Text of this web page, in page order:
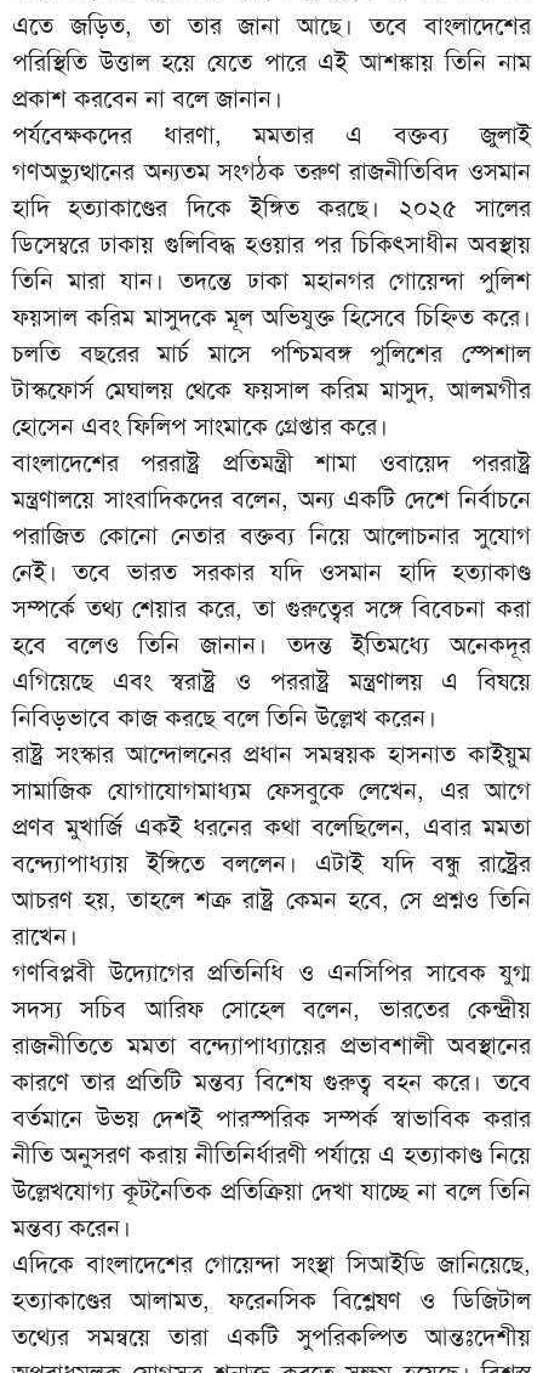
এতে জড়িত, তা তার জানা আছে। তবে বাংলাদেশের
পরিস্থিতি উত্তাল হয়ে যেতে পারে এই আশঙ্কায় তিনি নাম
প্রকাশ করবেন না বলে জানান।
পর্যবেক্ষকদের ধারণা, মমতার এ বক্তব্য জুলাই
গণঅভ্যুত্থানের অন্যতম সংগঠক তরুণ রাজনীতিবিদ ওসমান
হাদি হত্যাকাণ্ডের দিকে ইঙ্গিত করছে। ২০২৫ সালের
ডিসেম্বরে ঢাকায় গুলিবিদ্ধ হওয়ার পর চিকিৎসাধীন অবস্থায়
তিনি মারা যান। তদন্তে ঢাকা মহানগর গোয়েন্দা পুলিশ
ফয়সাল করিম মাসুদকে মূল অভিযুক্ত হিসেবে চিহ্নিত করে।
চলতি বছরের মার্চ মাসে পশ্চিমবঙ্গ পুলিশের স্পেশাল
টাস্কফোর্স মেঘালয় থেকে ফয়সাল করিম মাসুদ, আলমগীর
হোসেন এবং ফিলিপ সাংমাকে গ্রেপ্তার করে।
বাংলাদেশের পররাষ্ট্র প্রতিমন্ত্রী শামা ওবায়েদ পররাষ্ট্র
মন্ত্রণালয়ে সাংবাদিকদের বলেন, অন্য একটি দেশে নির্বাচনে
পরাজিত কোনো নেতার বক্তব্য নিয়ে আলোচনার সুযোগ
নেই। তবে ভারত সরকার যদি ওসমান হাদি হত্যাকাণ্ড
সম্পর্কে তথ্য শেয়ার করে, তা গুরুত্বের সঙ্গে বিবেচনা করা
হবে বলেও তিনি জানান। তদন্ত ইতিমধ্যে অনেকদূর
এগিয়েছে এবং স্বরাষ্ট্র ও পররাষ্ট্র মন্ত্রণালয় এ বিষয়ে
নিবিড়ভাবে কাজ করছে বলে তিনি উল্লেখ করেন।
রাষ্ট্র সংস্কার আন্দোলনের প্রধান সমন্বয়ক হাসনাত কাইয়ুম
সামাজিক যোগাযোগমাধ্যম ফেসবুকে লেখেন, এর আগে
প্রণব মুখার্জি একই ধরনের কথা বলেছিলেন, এবার মমতা
বন্দ্যোপাধ্যায় ইঙ্গিতে বললেন। এটাই যদি বন্ধু রাষ্ট্রের
আচরণ হয়, তাহলে শত্রু রাষ্ট্র কেমন হবে, সে প্রশ্নও তিনি
রাখেন।
গণবিপ্লবী উদ্যোগের প্রতিনিধি ও এনসিপির সাবেক যুগ্ম
সদস্য সচিব আরিফ সোহেল বলেন, ভারতের কেন্দ্রীয়
রাজনীতিতে মমতা বন্দ্যোপাধ্যায়ের প্রভাবশালী অবস্থানের
কারণে তার প্রতিটি মন্তব্য বিশেষ গুরুত্ব বহন করে। তবে
বর্তমানে উভয় দেশই পারস্পরিক সম্পর্ক স্বাভাবিক করার
নীতি অনুসরণ করায় নীতিনির্ধারণী পর্যায়ে এ হত্যাকাণ্ড নিয়ে
উল্লেখযোগ্য কূটনৈতিক প্রতিক্রিয়া দেখা যাচ্ছে না বলে তিনি
মন্তব্য করেন।
এদিকে বাংলাদেশের গোয়েন্দা সংস্থা সিআইডি জানিয়েছে,
হত্যাকাণ্ডের আলামত, ফরেনসিক বিশ্লেষণ ও ডিজিটাল
তথ্যের সমন্বয়ে তারা একটি সুপরিকল্পিত আন্তঃদেশীয়